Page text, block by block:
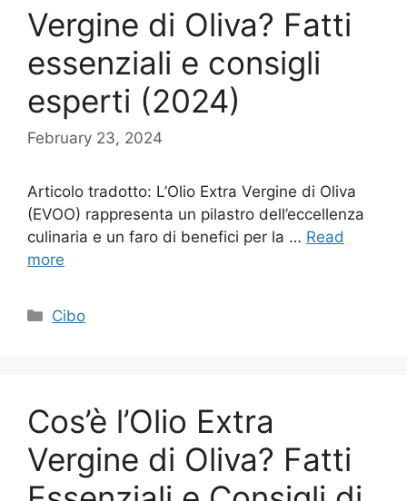
Vergine di Oliva? Fatti
essenziali e consigli
esperti (2024)
February 23, 2024
Articolo tradotto: L’Olio Extra Vergine di Oliva
(EVOO) rappresenta un pilastro dell’eccellenza
culinaria e un faro di benefici per la … Read
more
Categories
Cibo
Cos’è l’Olio Extra
Vergine di Oliva? Fatti